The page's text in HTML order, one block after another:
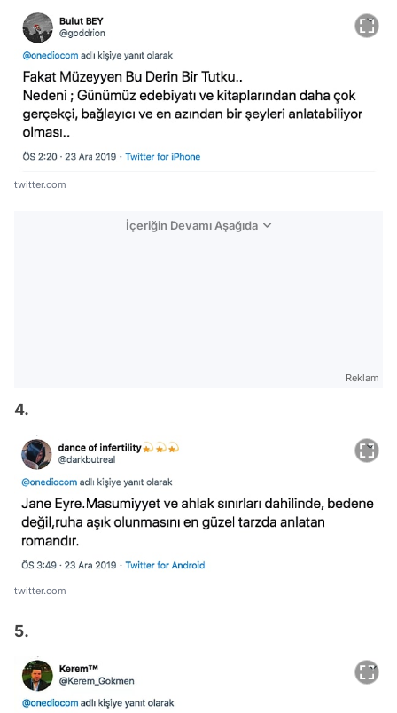
twitter.com
İçeriğin Devamı Aşağıda
Reklam
4.
twitter.com
5.